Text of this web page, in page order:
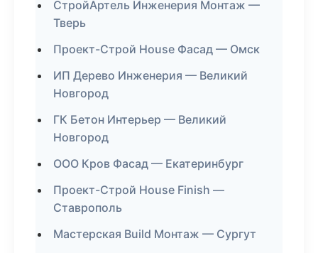
СтройАртель Инженерия Монтаж —
Тверь
Проект-Строй House Фасад — Омск
ИП Дерево Инженерия — Великий
Новгород
ГК Бетон Интерьер — Великий
Новгород
ООО Кров Фасад — Екатеринбург
Проект-Строй House Finish —
Ставрополь
Мастерская Build Монтаж — Сургут